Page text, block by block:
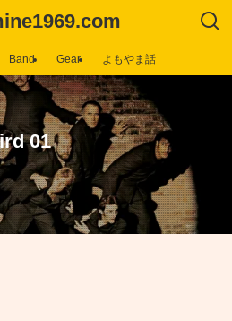
Band Gear よもやま話
01